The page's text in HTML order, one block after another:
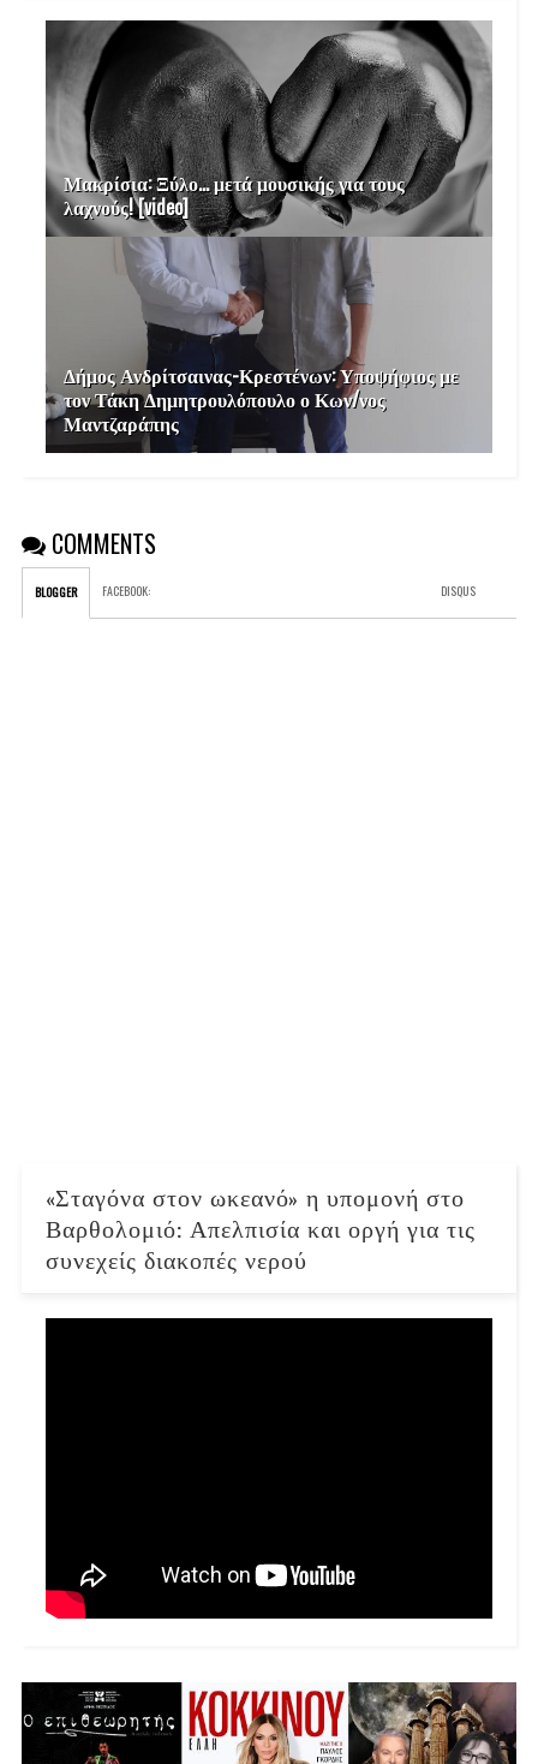
Μακρίσια: Ξύλο… μετά μουσικής για τους
λαχνούς! [video]
Δήμος Ανδρίτσαινας-Κρεστένων: Υποψήφιος με
τον Τάκη Δημητρουλόπουλο ο Κων/νος
Μαντζαράπης
COMMENTS
BLOGGER FACEBOOK: DISQUS
«Σταγόνα στον ωκεανό» η υπομονή στο
Βαρθολομιό: Απελπισία και οργή για τις
συνεχείς διακοπές νερού